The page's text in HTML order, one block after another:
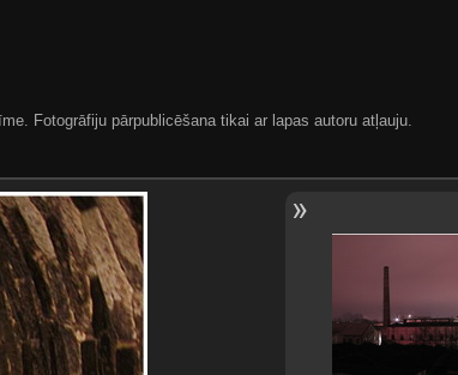
Fotogrāfiju pārpublicēšana tikai ar lapas autoru atļauju.